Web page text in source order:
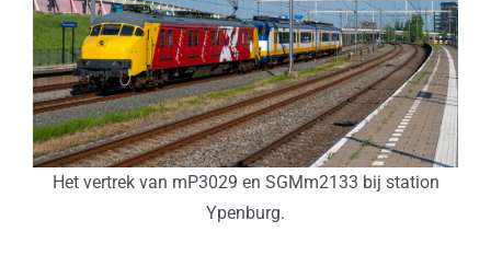
Het vertrek van mP3029 en SGMm2133 bij station
Ypenburg.